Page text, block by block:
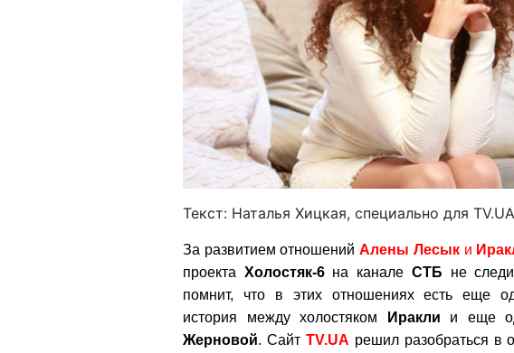
Текст: Наталья Хицкая, специально для TV.UA
За развитием отношенийАлены Лесыки
проекта Холостяк-6на канале СТБ не
помнит, что в этих отношениях есть еще
история между холостяком
Иракли и еще
Жерновой. Сайт TV.UA решил разобраться в